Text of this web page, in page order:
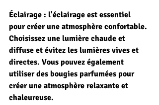
Éclairage : l'éclairage est essentiel
pour créer une atmosphère confortable.
Choisissez une lumière chaude et
diffuse et évitez les lumières vives et
directes. Vous pouvez également
utiliser des bougies parfumées pour
créer une atmosphère relaxante et
chaleureuse.